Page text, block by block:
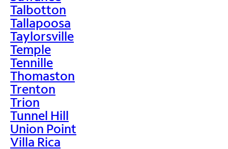
Talbotton
Tallapoosa
Taylorsville
Temple
Tennille
Thomaston
Trenton
Trion
Tunnel Hill
Union Point
Villa Rica